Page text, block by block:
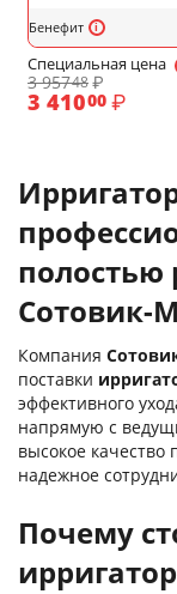
Бенефит
Специальная цена
3 95748 ₽
3 41000 ₽
полостью
Сотовик-М
Компания
поставки
эффективного
напрямую с
высокое
надежное
Почему